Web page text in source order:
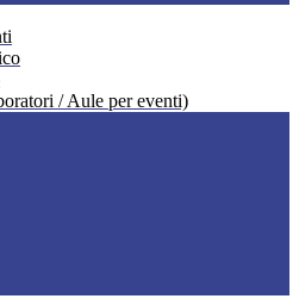
/ Aule per eventi)